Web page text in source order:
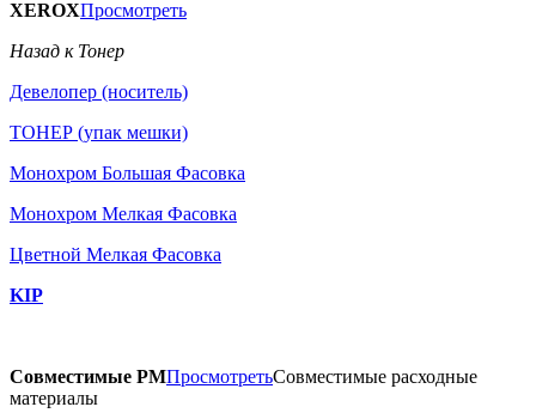
XEROXПросмотреть
Назад к Тонер
Девелопер (носитель)
ТОНЕР (упак мешки)
Монохром Большая Фасовка
Монохром Мелкая Фасовка
Цветной Мелкая Фасовка
KIP
Совместимые РМПросмотретьСовместимые расходные
материалы